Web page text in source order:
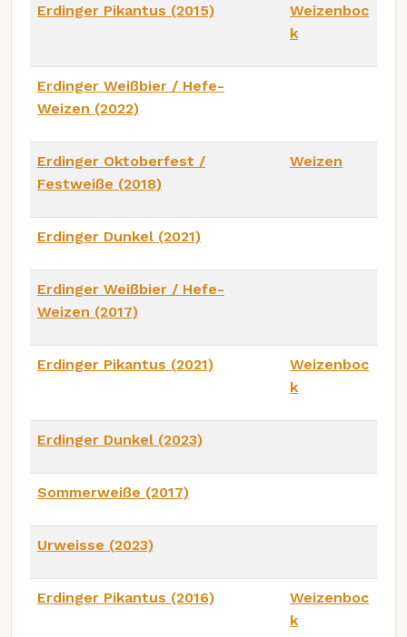
Erdinger Pikantus (2015)
Weizenboc
k
Erdinger Weißbier / Hefe-
Weizen (2022)
Erdinger Oktoberfest /
Festweiße (2018)
Weizen
Erdinger Dunkel (2021)
Erdinger Weißbier / Hefe-
Weizen (2017)
Erdinger Pikantus (2021)
Weizenboc
k
Erdinger Dunkel (2023)
Sommerweiße (2017)
Urweisse (2023)
Erdinger Pikantus (2016)
Weizenboc
k